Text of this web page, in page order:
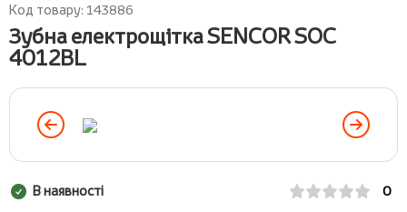
Код товару: 143886
Зубна електрощітка SENCOR SOC
4012BL
В наявності 0